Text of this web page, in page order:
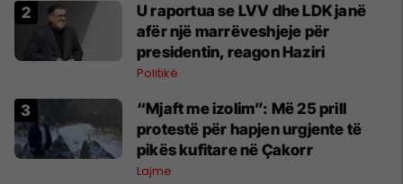
U raportua se LVV dhe LDK janë
afër një marrëveshjeje për
presidentin, reagon Haziri
Politikë
“Mjaft me izolim”: Më 25 prill
protestë për hapjen urgjente të
pikës kufitare në Çakorr
Lajme